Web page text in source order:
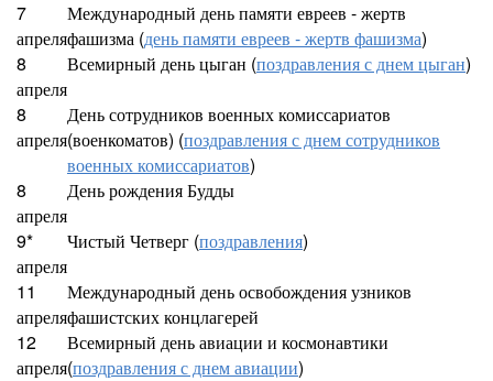
7
апреля
Международный день памяти евреев - жертв
фашизма (день памяти евреев - жертв фашизма)
8
апреля
Всемирный день цыган (поздравления с днем цыган)
8
апреля
День сотрудников военных комиссариатов
(военкоматов) (поздравления с днем сотрудников
военных комиссариатов)
8
апреля
День рождения Будды
9*
апреля
Чистый Четверг (поздравления)
11
апреля
Международный день освобождения узников
фашистских концлагерей
12
апреля
Всемирный день авиации и космонавтики
(поздравления с днем авиации)